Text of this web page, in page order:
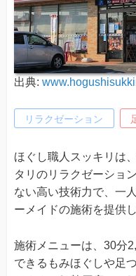
出典:
リラクゼーション
ほぐし職人スッキリは
タリのリラクゼーショ
ない高い技術力で、一
ーメイドの施術を提供
施術メニューは、30分
できるもみほぐしや足